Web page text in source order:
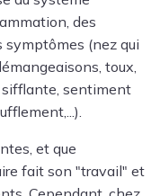
des
symptômes (nez qui
toux,
sentiment
et que
fait son "travail" et